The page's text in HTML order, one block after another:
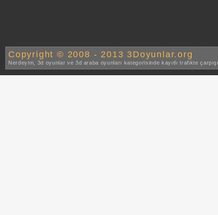
Copyright © 2008 - 2013 3Doyunlar.org
Nerdeyim, 3d oyunlar ve 3d araba oyunları kategorisinde kayıtlı trafikte